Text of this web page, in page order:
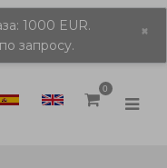
1000 EUR.
запросу.
×
0